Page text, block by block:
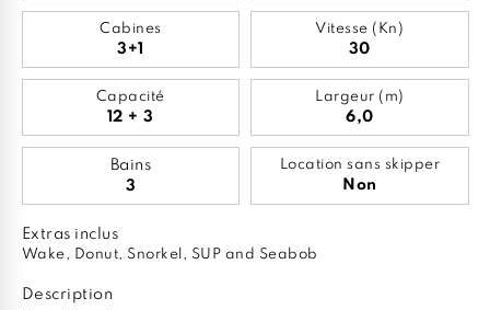
Cabines
3+1
Vitesse (Kn)
30
Capacité
12 + 3
Largeur (m)
6,0
Bains
3
Location sans skipper
Non
Extras inclus
Wake, Donut, Snorkel, SUP and Seabob
Description